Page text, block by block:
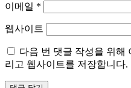
이메일 *
웹사이트
다음 번 댓글 작성을 위해
리고 웹사이트를 저장합니다.